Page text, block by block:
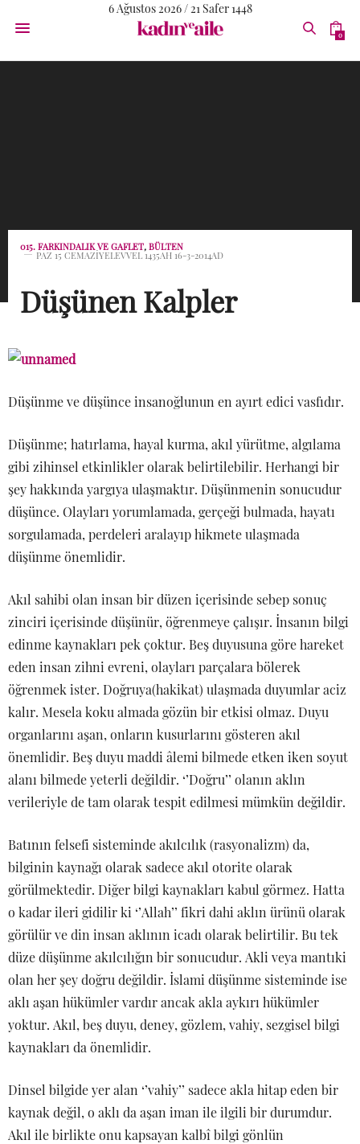
6 Ağustos 2026 / 21 Safer 1448
0
015. FARKINDALIK VE GAFLET, BÜLTEN
PAZ 15 CEMAZIYELEVVEL 1435AH 16-3-2014AD
Düşünen Kalpler
Düşünme ve düşünce insanoğlunun en ayırt edici vasfıdır.
Düşünme; hatırlama, hayal kurma, akıl yürütme, algılama
gibi zihinsel etkinlikler olarak belirtilebilir. Herhangi bir
şey hakkında yargıya ulaşmaktır. Düşünmenin sonucudur
düşünce. Olayları yorumlamada, gerçeği bulmada, hayatı
sorgulamada, perdeleri aralayıp hikmete ulaşmada
düşünme önemlidir.
Akıl sahibi olan insan bir düzen içerisinde sebep sonuç
zinciri içerisinde düşünür, öğrenmeye çalışır. İnsanın bilgi
edinme kaynakları pek çoktur. Beş duyusuna göre hareket
eden insan zihni evreni, olayları parçalara bölerek
öğrenmek ister. Doğruya(hakikat) ulaşmada duyumlar aciz
kalır. Mesela koku almada gözün bir etkisi olmaz. Duyu
organlarını aşan, onların kusurlarını gösteren akıl
önemlidir. Beş duyu maddi âlemi bilmede etken iken soyut
alanı bilmede yeterli değildir. ‘’Doğru’’ olanın aklın
verileriyle de tam olarak tespit edilmesi mümkün değildir.
Batının felsefi sisteminde akılcılık (rasyonalizm) da,
bilginin kaynağı olarak sadece akıl otorite olarak
görülmektedir. Diğer bilgi kaynakları kabul görmez. Hatta
o kadar ileri gidilir ki ‘’Allah’’ fikri dahi aklın ürünü olarak
görülür ve din insan aklının icadı olarak belirtilir. Bu tek
düze düşünme akılcılığın bir sonucudur. Akli veya mantıki
olan her şey doğru değildir. İslami düşünme sisteminde ise
aklı aşan hükümler vardır ancak akla aykırı hükümler
yoktur. Akıl, beş duyu, deney, gözlem, vahiy, sezgisel bilgi
kaynakları da önemlidir.
Dinsel bilgide yer alan ‘’vahiy’’ sadece akla hitap eden bir
kaynak değil, o aklı da aşan iman ile ilgili bir durumdur.
Akıl ile birlikte onu kapsayan kalbî bilgi gönlün